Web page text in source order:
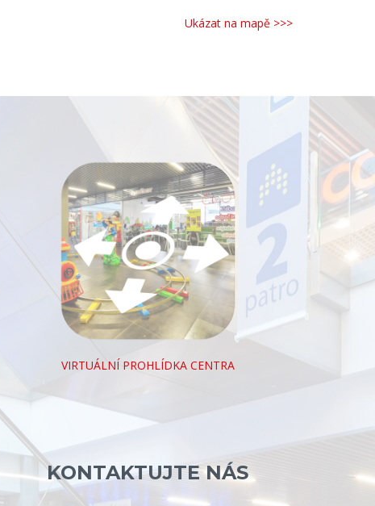
Ukázat na mapě >>>
VIRTUÁLNÍ PROHLÍDKA CENTRA
KONTAKTUJTE NÁS